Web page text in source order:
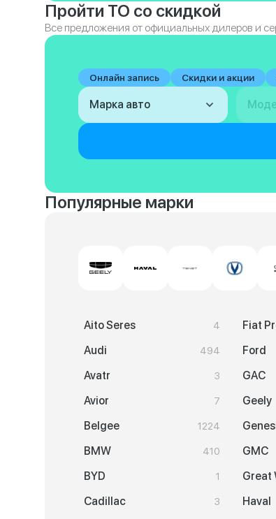
Пройти ТО со скидкой
Все предложения от официальных дилеров и
Онлайн запись Скидки и акции
Марка авто
Популярные марки
Aito Seres 4
Audi 494
Avatr 3
Avior 7
Belgee 1224
BMW 410
BYD 1
Cadillac 3
Fiat
Ford
GAC
Geely
GMC
Great
Haval